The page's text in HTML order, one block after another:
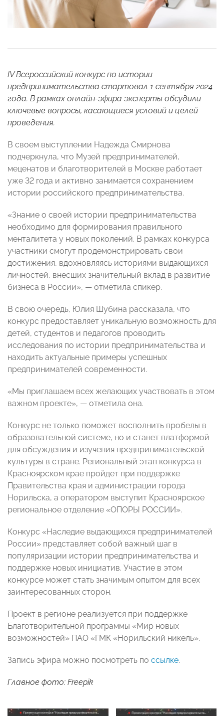
IV Всероссийский конкурс по истории
предпринимательства стартовал 1 сентября 2024
года. В рамках онлайн-эфира эксперты обсудили
ключевые вопросы, касающиеся условий и целей
проведения.
В своем выступлении Надежда Смирнова
подчеркнула, что Музей предпринимателей,
меценатов и благотворителей в Москве работает
уже 32 года и активно занимается сохранением
истории российского предпринимательства.
«Знание о своей истории предпринимательства
необходимо для формирования правильного
менталитета у новых поколений. В рамках конкурса
участники смогут продемонстрировать свои
достижения, вдохновляясь историями выдающихся
личностей, внесших значительный вклад в развитие
бизнеса в России», — отметила спикер.
В свою очередь, Юлия Шубина рассказала, что
конкурс предоставляет уникальную возможность для
детей, студентов и педагогов проводить
исследования по истории предпринимательства и
находить актуальные примеры успешных
предпринимателей современности.
«Мы приглашаем всех желающих участвовать в этом
важном проекте», — отметила она.
Конкурс не только поможет восполнить пробелы в
образовательной системе, но и станет платформой
для обсуждения и изучения предпринимательской
культуры в стране. Региональный этап конкурса в
Красноярском крае пройдет при поддержке
Правительства края и администрации города
Норильска, а оператором выступит Красноярское
региональное отделение «ОПОРЫ РОССИИ».
Конкурс «Наследие выдающихся предпринимателей
России» представляет собой важный шаг в
популяризации истории предпринимательства и
поддержке новых инициатив. Участие в этом
конкурсе может стать значимым опытом для всех
заинтересованных сторон.
Проект в регионе реализуется при поддержке
Благотворительной программы «Мир новых
возможностей» ПАО «ГМК «Норильский никель».
Запись эфира можно посмотреть по ссылке.
Главное фото: Freepik